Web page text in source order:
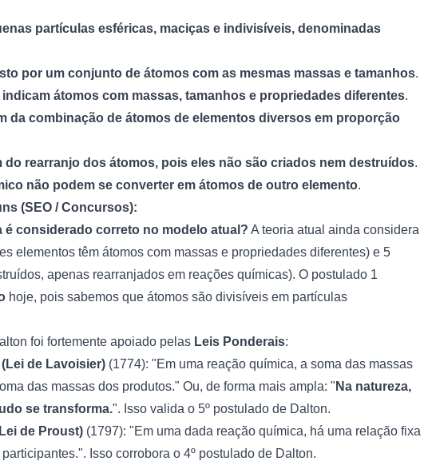
partículas esféricas, maciças e indivisíveis, denominadas
por um conjunto de átomos com as mesmas massas e tamanhos.
átomos com massas, tamanhos e propriedades diferentes.
da combinação de átomos de elementos diversos em proporção
do rearranjo dos átomos, pois eles não são criados nem destruídos.
não podem se converter em átomos de outro elemento.
(SEO / Concursos):
considerado correto no modelo atual? A teoria atual ainda considera
elementos têm átomos com massas e propriedades diferentes) e 5
apenas rearranjados em reações químicas). O postulado 1
hoje, pois sabemos que átomos são divisíveis em partículas
foi fortemente apoiado pelas Leis Ponderais:
de Lavoisier) (1774): "Em uma reação química, a soma das massas
das massas dos produtos." Ou, de forma mais ampla: " Na natureza,
se transforma.". Isso valida o 5º postulado de Dalton.
de Proust) (1797): "Em uma dada reação química, há uma relação fixa
Isso corrobora o 4º postulado de Dalton.